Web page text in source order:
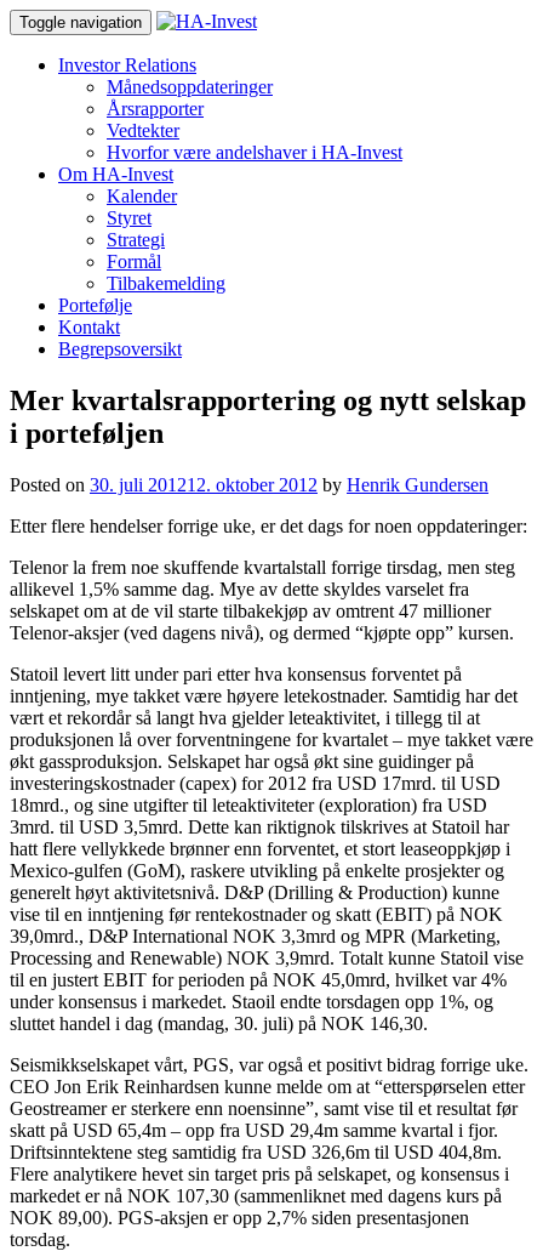
Toggle navigation
Investor Relations
Månedsoppdateringer
Årsrapporter
Vedtekter
Hvorfor være andelshaver i HA-Invest
Om HA-Invest
Kalender
Styret
Strategi
Formål
Tilbakemelding
Portefølje
Kontakt
Begrepsoversikt
Mer kvartalsrapportering og nytt selskap
i porteføljen
Posted on 30. juli 201212. oktober 2012 by Henrik Gundersen
Etter flere hendelser forrige uke, er det dags for noen oppdateringer:
Telenor la frem noe skuffende kvartalstall forrige tirsdag, men steg
allikevel 1,5% samme dag. Mye av dette skyldes varselet fra
selskapet om at de vil starte tilbakekjøp av omtrent 47 millioner
Telenor-aksjer (ved dagens nivå), og dermed “kjøpte opp” kursen.
Statoil levert litt under pari etter hva konsensus forventet på
inntjening, mye takket være høyere letekostnader. Samtidig har det
vært et rekordår så langt hva gjelder leteaktivitet, i tillegg til at
produksjonen lå over forventningene for kvartalet – mye takket være
økt gassproduksjon. Selskapet har også økt sine guidinger på
investeringskostnader (capex) for 2012 fra USD 17mrd. til USD
18mrd., og sine utgifter til leteaktiviteter (exploration) fra USD
3mrd. til USD 3,5mrd. Dette kan riktignok tilskrives at Statoil har
hatt flere vellykkede brønner enn forventet, et stort leaseoppkjøp i
Mexico-gulfen (GoM), raskere utvikling på enkelte prosjekter og
generelt høyt aktivitetsnivå. D&P (Drilling & Production) kunne
vise til en inntjening før rentekostnader og skatt (EBIT) på NOK
39,0mrd., D&P International NOK 3,3mrd og MPR (Marketing,
Processing and Renewable) NOK 3,9mrd. Totalt kunne Statoil vise
til en justert EBIT for perioden på NOK 45,0mrd, hvilket var 4%
under konsensus i markedet. Staoil endte torsdagen opp 1%, og
sluttet handel i dag (mandag, 30. juli) på NOK 146,30.
Seismikkselskapet vårt, PGS, var også et positivt bidrag forrige uke.
CEO Jon Erik Reinhardsen kunne melde om at “etterspørselen etter
Geostreamer er sterkere enn noensinne”, samt vise til et resultat før
skatt på USD 65,4m – opp fra USD 29,4m samme kvartal i fjor.
Driftsinntektene steg samtidig fra USD 326,6m til USD 404,8m.
Flere analytikere hevet sin target pris på selskapet, og konsensus i
markedet er nå NOK 107,30 (sammenliknet med dagens kurs på
NOK 89,00). PGS-aksjen er opp 2,7% siden presentasjonen
torsdag.